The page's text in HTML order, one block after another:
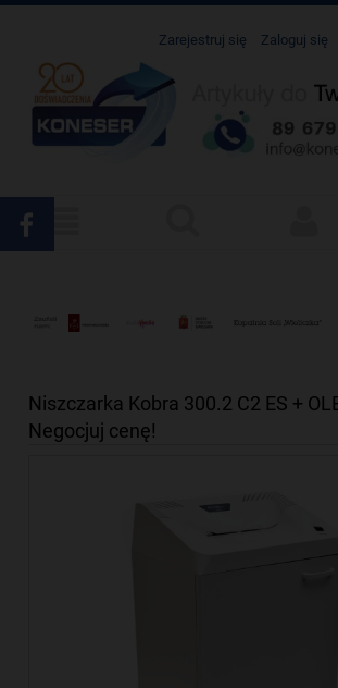
Zarejestruj się Zaloguj się
Niszczarka Kobra 300.2 C2 ES +
Negocjuj cenę!